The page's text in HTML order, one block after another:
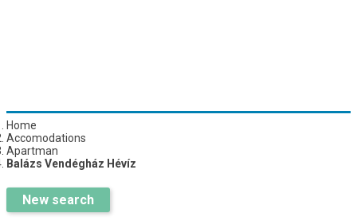
Home
Accomodations
Apartman
Balázs Vendégház Hévíz
New search